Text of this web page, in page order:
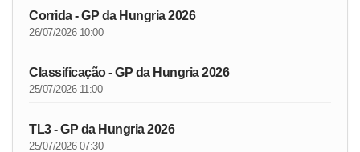
Corrida - GP da Hungria 2026
26/07/2026 10:00
Classificação - GP da Hungria 2026
25/07/2026 11:00
TL3 - GP da Hungria 2026
25/07/2026 07:30